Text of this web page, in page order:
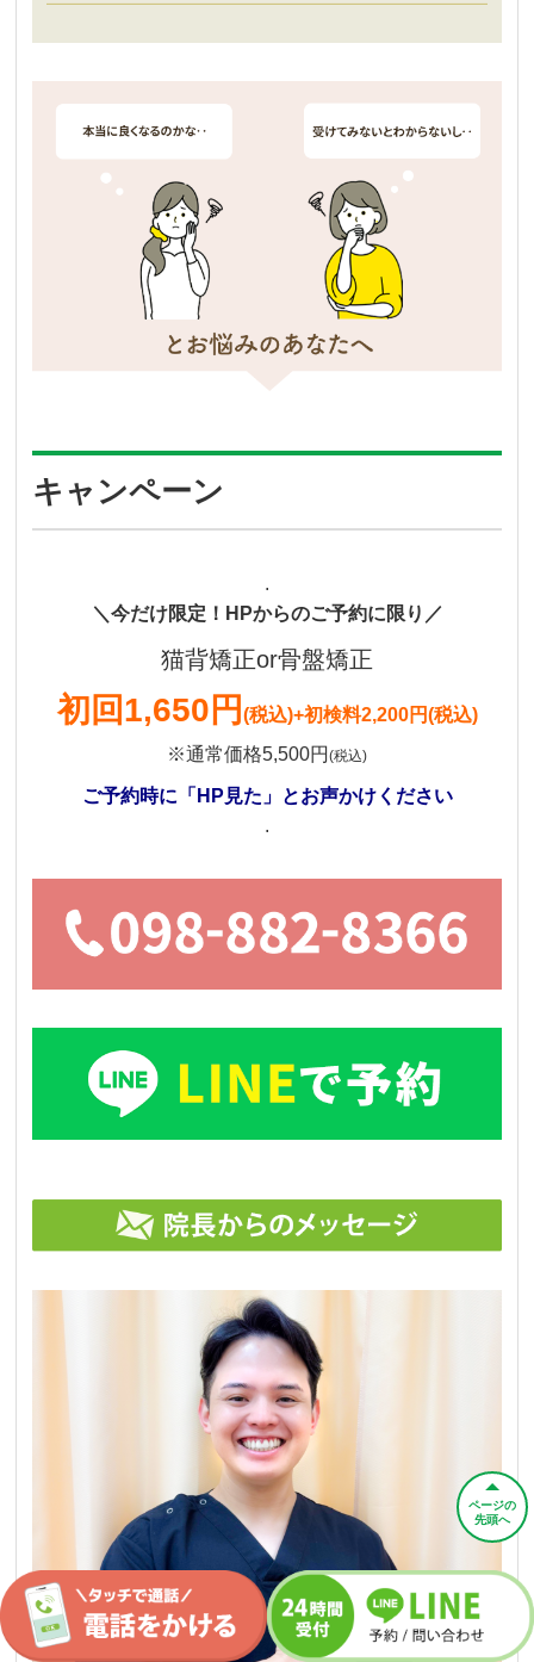
キャンペーン
.
＼今だけ限定！HPからのご予約に限り／
猫背矯正or骨盤矯正
初回1,650円 (税込)+初検料2,200円(税込)
※通常価格5,500円 (税込)
ご予約時に「HP見た」とお声かけください
.
ページの
先頭へ